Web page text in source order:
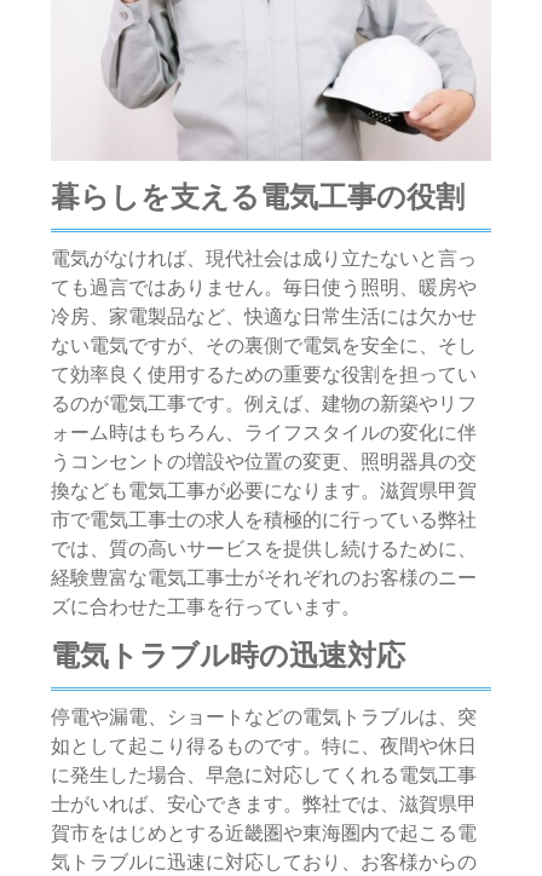
暮らしを支える電気工事の役割
電気がなければ、現代社会は成り立たないと言っ
ても過言ではありません。毎日使う照明、暖房や
冷房、家電製品など、快適な日常生活には欠かせ
ない電気ですが、その裏側で電気を安全に、そし
て効率良く使用するための重要な役割を担ってい
るのが電気工事です。例えば、建物の新築やリフ
ォーム時はもちろん、ライフスタイルの変化に伴
うコンセントの増設や位置の変更、照明器具の交
換なども電気工事が必要になります。滋賀県甲賀
市で電気工事士の求人を積極的に行っている弊社
では、質の高いサービスを提供し続けるために、
経験豊富な電気工事士がそれぞれのお客様のニー
ズに合わせた工事を行っています。
電気トラブル時の迅速対応
停電や漏電、ショートなどの電気トラブルは、突
如として起こり得るものです。特に、夜間や休日
に発生した場合、早急に対応してくれる電気工事
士がいれば、安心できます。弊社では、滋賀県甲
賀市をはじめとする近畿圏や東海圏内で起こる電
気トラブルに迅速に対応しており、お客様からの